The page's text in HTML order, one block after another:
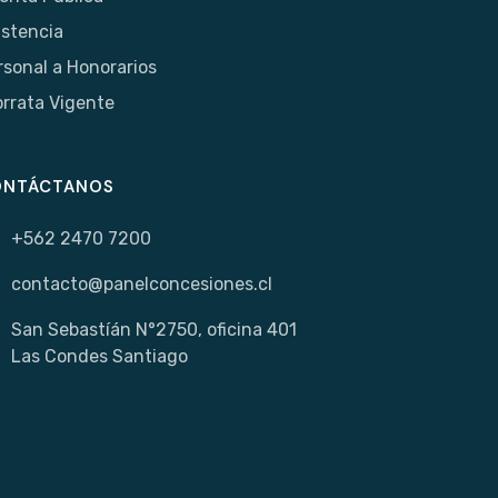
a Honorarios
Vigente
+562 2470 7200
contacto@panelconcesiones.cl
San Sebastíán N°2750, oficina 401
Las Condes Santiago